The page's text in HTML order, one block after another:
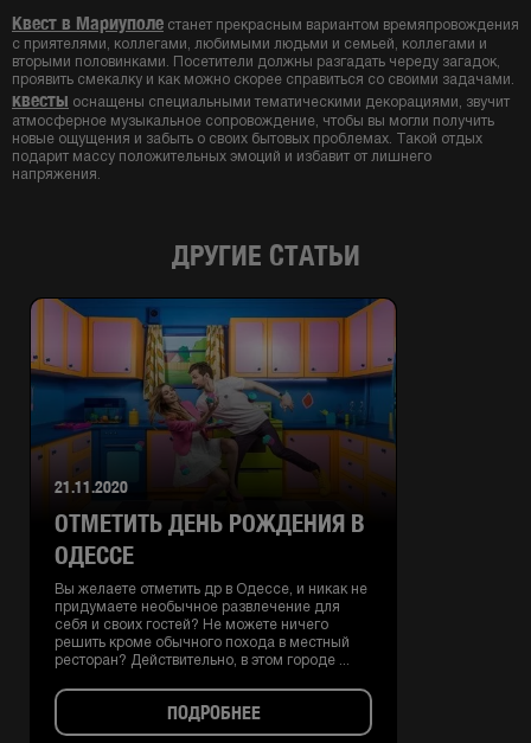
Квест в Мариуполе станет прекрасным вариантом времяпровождения
с приятелями, коллегами, любимыми людьми и семьей, коллегами и
вторыми половинками. Посетители должны разгадать череду загадок,
проявить смекалку и как можно скорее справиться со своими задачами.
квесты оснащены специальными тематическими декорациями, звучит
атмосферное музыкальное сопровождение, чтобы вы могли получить
новые ощущения и забыть о своих бытовых проблемах. Такой отдых
подарит массу положительных эмоций и избавит от лишнего
напряжения.
ДРУГИЕ СТАТЬИ
ОТМЕТИТЬ ДЕНЬ РОЖДЕНИЯ В
ОДЕССЕ
Вы желаете отметить др в Одессе, и никак не
придумаете необычное развлечение для
себя и своих гостей? Не можете ничего
решить кроме обычного похода в местный
ресторан? Действительно, в этом городе ...
21.11.2020
ПОДРОБНЕЕ